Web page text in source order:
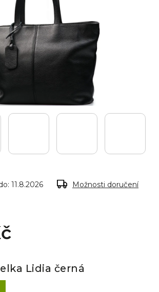
11.8.2026 Možnosti doručení
Lidia černá